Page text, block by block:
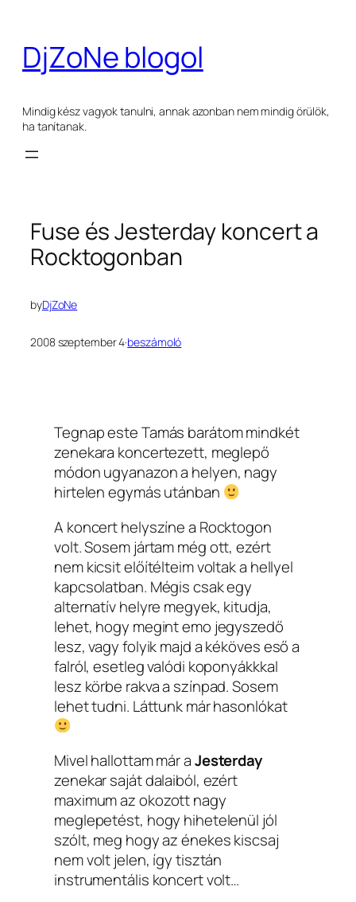
tartalomhoz
DjZoNe blogol
Mindig kész vagyok tanulni, annak azonban nem mindig örülök,
ha tanítanak.
Fuse és Jesterday koncert a
Rocktogonban
byDjZoNe
2008 szeptember 4·beszámoló
Tegnap este Tamás barátom mindkét
zenekara koncertezett, meglepő
módon ugyanazon a helyen, nagy
hirtelen egymás utánban
A koncert helyszíne a Rocktogon
volt. Sosem jártam még ott, ezért
nem kicsit előítélteim voltak a hellyel
kapcsolatban. Mégis csak egy
alternatív helyre megyek, kitudja,
lehet, hogy megint emo jegyszedő
lesz, vagy folyik majd a kéköves eső a
falról, esetleg valódi koponyákkkal
lesz körbe rakva a színpad. Sosem
lehet tudni. Láttunk már hasonlókat
Mivel hallottam már aJesterday
zenekar saját dalaiból, ezért
maximum az okozott nagy
meglepetést, hogy hihetelenül jól
szólt, meg hogy az énekes kiscsaj
nem volt jelen, így tisztán
instrumentális koncert volt…